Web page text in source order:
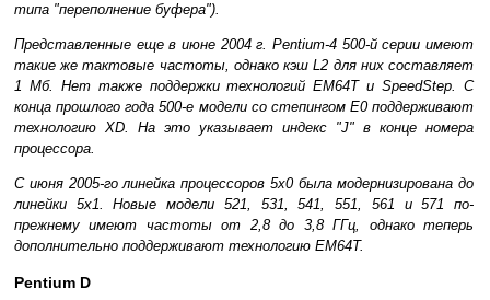
типа "переполнение буфера").
Представленные еще в июне 2004 г. Pentium-4 500-й серии имеют
такие же тактовые частоты, однако кэш L2 для них составляет
1 Мб. Нет также поддержки технологий EM64T и SpeedStep. С
конца прошлого года 500-е модели со степингом E0 поддерживают
технологию XD. На это указывает индекс "J" в конце номера
процессора.
С июня 2005-го линейка процессоров 5х0 была модернизирована до
линейки 5х1. Новые модели 521, 531, 541, 551, 561 и 571 по-
прежнему имеют частоты от 2,8 до 3,8 ГГц, однако теперь
дополнительно поддерживают технологию EM64T.
Pentium D